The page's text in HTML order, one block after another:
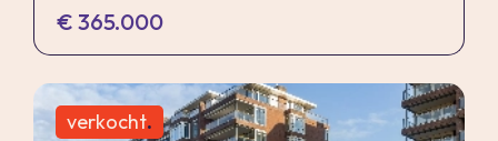
Ouderdomsclausule
Bij woningen ouder dan 30 jaar zal er standaard
in de koopakte een ouderdomsclausule worden
opgenomen.
€ 365.000
verkocht.